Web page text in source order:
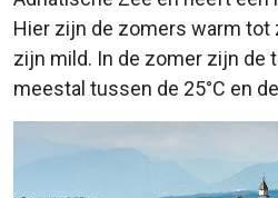
Hier zijn de zomers warm
zijn mild. In de zomer zijn de
meestal tussen de 25°C en de